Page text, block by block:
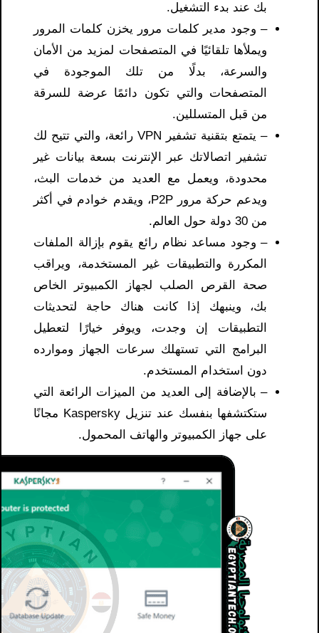
بك عند بدء التشغيل.
– وجود مدير كلمات مرور يخزن كلمات المرور
ويملأها تلقائيًا في المتصفحات لمزيد من الأمان
والسرعة، بدلًا من تلك الموجودة في
المتصفحات والتي تكون دائمًا عرضة للسرقة
من قبل المتسللين.
– يتمتع بتقنية تشفير VPN رائعة، والتي تتيح لك
تشفير اتصالاتك عبر الإنترنت بسعة بيانات غير
محدودة، ويعمل مع العديد من خدمات البث،
ويدعم حركة مرور P2P، ويقدم خوادم في أكثر
من 30 دولة حول العالم.
– وجود مساعد نظام رائع يقوم بإزالة الملفات
المكررة والتطبيقات غير المستخدمة، ويراقب
صحة القرص الصلب لجهاز الكمبيوتر الخاص
بك، وينبهك إذا كانت هناك حاجة لتحديثات
التطبيقات إن وجدت، ويوفر خيارًا لتعطيل
البرامج التي تستهلك سرعات الجهاز وموارده
دون استخدام المستخدم.
– بالإضافة إلى العديد من الميزات الرائعة التي
ستكتشفها بنفسك عند تنزيل Kaspersky مجانًا
على جهاز الكمبيوتر والهاتف المحمول.